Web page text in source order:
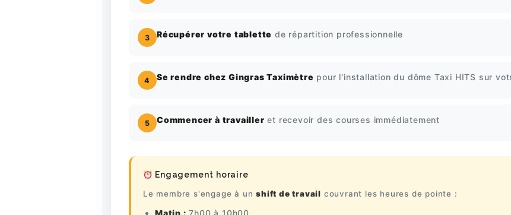
3 Récupérer votre tablette de répartition professionnelle
4 Se rendre chez Gingras Taximètre pour l'installation du dôme Taxi HITS sur
5 Commencer à travailler et recevoir des courses immédiatement
Engagement horaire
Le membre s'engage à unshift de travail couvrant les heures de pointe :